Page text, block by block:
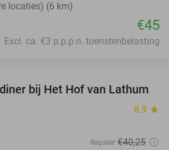
locaties) (6 km)
€45
Excl. ca. €3 p.p.p.n. toeristenbelasting
42%
bij Het Hof van Lathum
8.9 star
Regulier €40,25